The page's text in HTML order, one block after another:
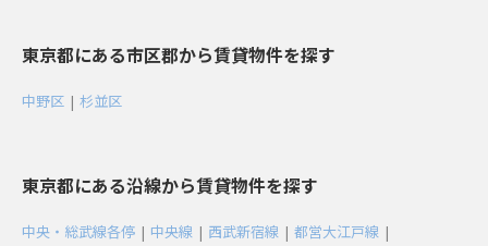
東京都にある市区郡から賃貸物件を探す
中野区 | 杉並区
東京都にある沿線から賃貸物件を探す
中央・総武線各停 | 中央線 | 西武新宿線 | 都営大江戸線 |